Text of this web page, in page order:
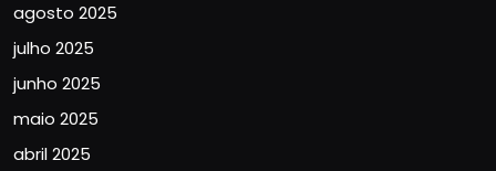
agosto 2025
julho 2025
junho 2025
maio 2025
abril 2025